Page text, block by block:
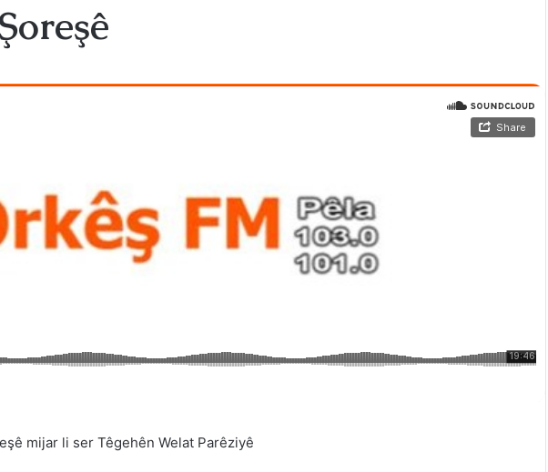
mijar li ser Têgehên Welat Parêziyê